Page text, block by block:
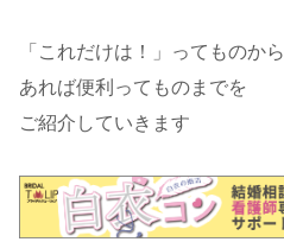
「これだけは！」ってものから
あれば便利ってものまでを
ご紹介していきます